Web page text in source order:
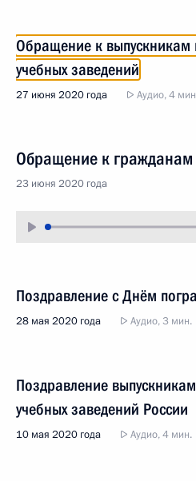
Обращение к
учебных заведений
27 июня 2020 года Аудио, 4
Обращение к гражданам
23 июня 2020 года
Поздравление с Днём
28 мая 2020 года Аудио, 3 мин.
Поздравление
учебных заведений России
10 мая 2020 года Аудио, 4 мин.